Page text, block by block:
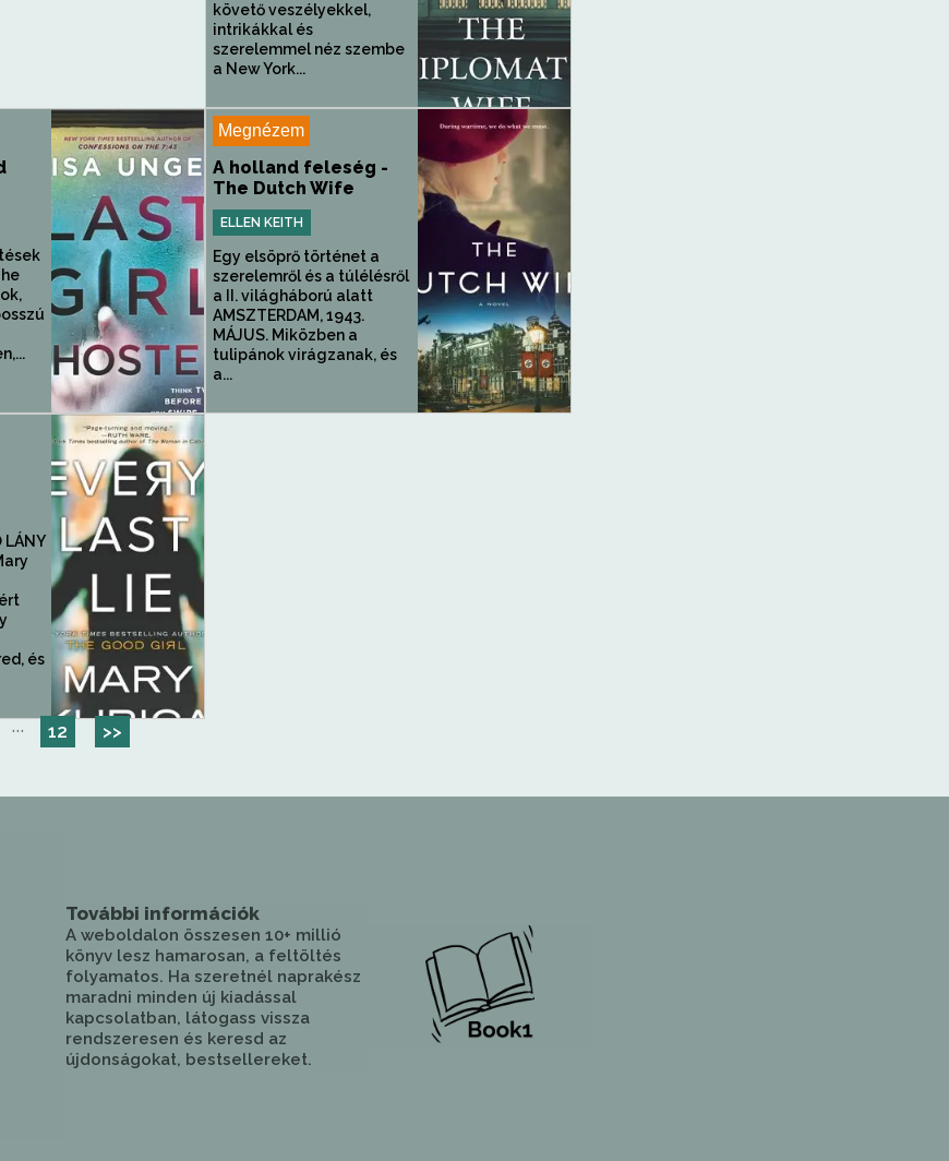
követő veszélyekkel,
intrikákkal és
szerelemmel néz szembe
a New York...
Megnézem
A holland feleség -
The Dutch Wife
ELLEN KEITH
Egy elsöprő történet a
szerelemről és a túlélésről
a II. világháború alatt
AMSZTERDAM, 1943.
MÁJUS. Miközben a
tulipánok virágzanak, és
a...
LÁNY
és
··· 12 >>
További információk
A weboldalon összesen 10+ millió
könyv lesz hamarosan, a feltöltés
folyamatos. Ha szeretnél naprakész
maradni minden új kiadással
kapcsolatban, látogass vissza
rendszeresen és keresd az
újdonságokat, bestsellereket.